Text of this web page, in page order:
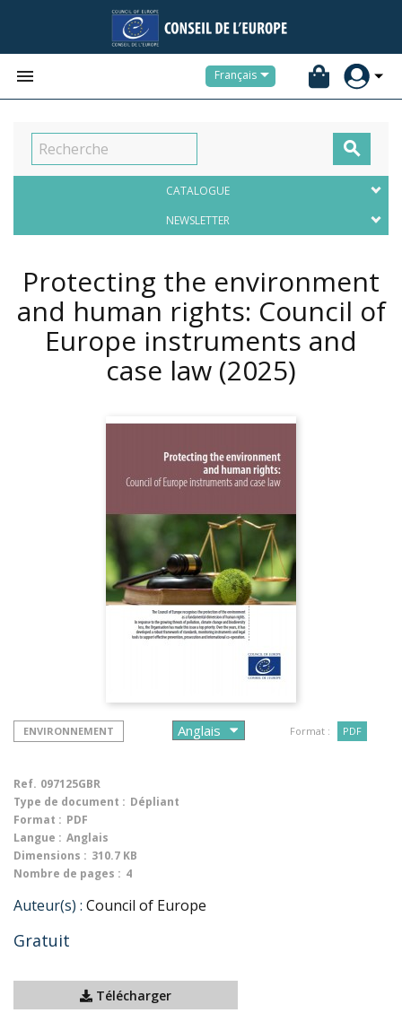
 Français

CATALOGUE
NEWSLETTER
Protecting the environment
and human rights: Council of
Europe instruments and
case law (2025)
ENVIRONNEMENT Format : PDF
Ref. 097125GBR
Type de document : Dépliant
Format : PDF
Langue : Anglais
Dimensions : 310.7 KB
Nombre de pages : 4
Auteur(s) : Council of Europe
Gratuit
Télécharger